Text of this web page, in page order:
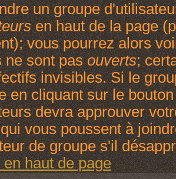
un groupe
en haut de la page
vous pourrez alors
ne sont pasouverts;
invisibles. Si le
en cliquant sur le
devra approuver
vous poussent à
de groupe s'il
haut de page